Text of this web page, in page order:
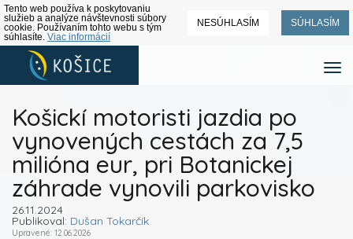
Tento web používa k poskytovaniu
služieb a analýze návštevnosti súbory
cookie. Používaním tohto webu s tým
súhlasíte. Viac informácií
NESÚHLASÍM SÚHLASÍM
Košickí motoristi jazdia po
vynovených cestách za 7,5
milióna eur, pri Botanickej
záhrade vynovili parkovisko
26.11.2024
Publikoval: Dušan Tokarčík
Upravené: 12.06.2026